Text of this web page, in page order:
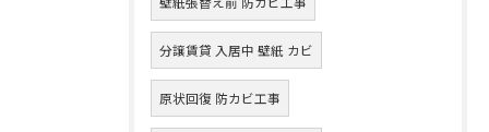
分譲賃貸 入居中 壁紙 カビ
原状回復 防カビ工事